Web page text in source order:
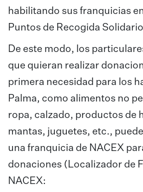
habilitando sus franquicias
Puntos de Recogida
De este modo, los
que quieran realizar
primera necesidad para los
Palma, como alimentos no
ropa, calzado, productos de
mantas, juguetes, etc.,
una franquicia de NACEX
donaciones (Localizador de
NACEX: